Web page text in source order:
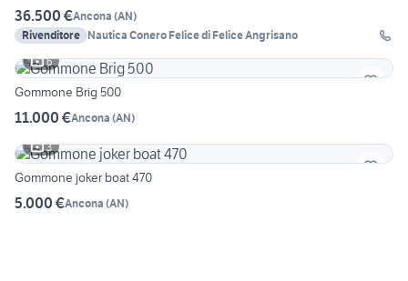
36.500 €Ancona (AN)
Rivenditore Nautica Conero Felice di Felice Angrisano
6
Gommone Brig 500
11.000 €Ancona (AN)
3
Gommone joker boat 470
5.000 €Ancona (AN)